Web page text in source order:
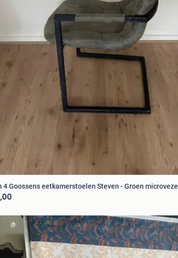
4 Goossens eetkamerstoelen Steven - Groen microvezel